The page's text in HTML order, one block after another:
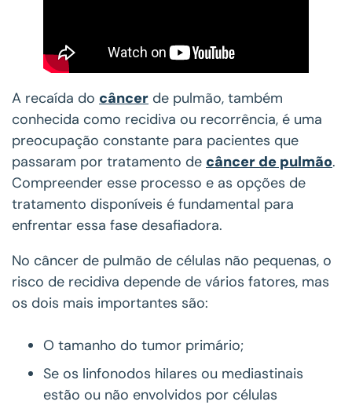
A recaída do câncer de pulmão, também
conhecida como recidiva ou recorrência, é uma
preocupação constante para pacientes que
passaram por tratamento de câncer de pulmão.
Compreender esse processo e as opções de
tratamento disponíveis é fundamental para
enfrentar essa fase desafiadora.
No câncer de pulmão de células não pequenas, o
risco de recidiva depende de vários fatores, mas
os dois mais importantes são:
O tamanho do tumor primário;
Se os linfonodos hilares ou mediastinais
estão ou não envolvidos por células